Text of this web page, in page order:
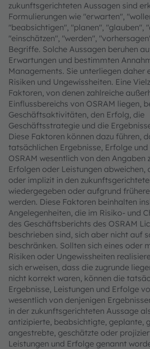
zukunftsgerichteten Aussagen sind
Formulierungen wie "erwarten",
"beabsichtigen", "planen", "glauben",
"einschätzen", "werden",
Begriffe. Solche Aussagen beruhen
Erwartungen und bestimmten
Managements. Sie unterliegen daher
Risiken und Ungewissheiten. Eine
Faktoren, von denen zahlreiche
Einflussbereichs von OSRAM liegen,
Geschäftsaktivitäten, den Erfolg, die
Geschäftsstrategie und die
Diese Faktoren können dazu führen,
tatsächlichen Ergebnisse, Erfolge
OSRAM wesentlich von den Angaben
Erfolgen oder Leistungen abweichen,
oder implizit in den
wiedergegeben oder aufgrund
werden. Diese Faktoren beinhalten
Angelegenheiten, die im Risiko- und
des Geschäftsberichts des OSRAM
beschrieben sind, sich aber nicht auf
beschränken. Sollten sich eines oder
Risiken oder Ungewissheiten
sich erweisen, dass die zugrunde
nicht korrekt waren, können die
Ergebnisse, Leistungen und Erfolge
wesentlich von denjenigen
in der zukunftsgerichteten Aussage
antizipierte, beabsichtigte, geplante,
angestrebte, geschätzte oder
Leistungen und Erfolge genannt